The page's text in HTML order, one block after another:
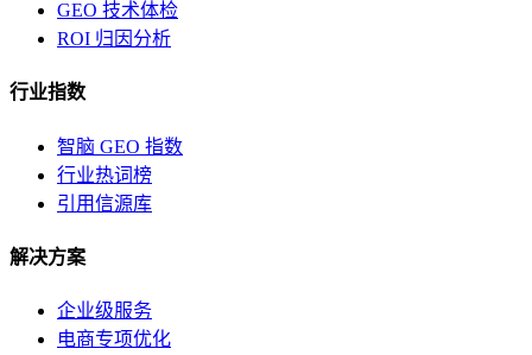
GEO 技术体检
ROI 归因分析
行业指数
智脑 GEO 指数
行业热词榜
引用信源库
解决方案
企业级服务
电商专项优化